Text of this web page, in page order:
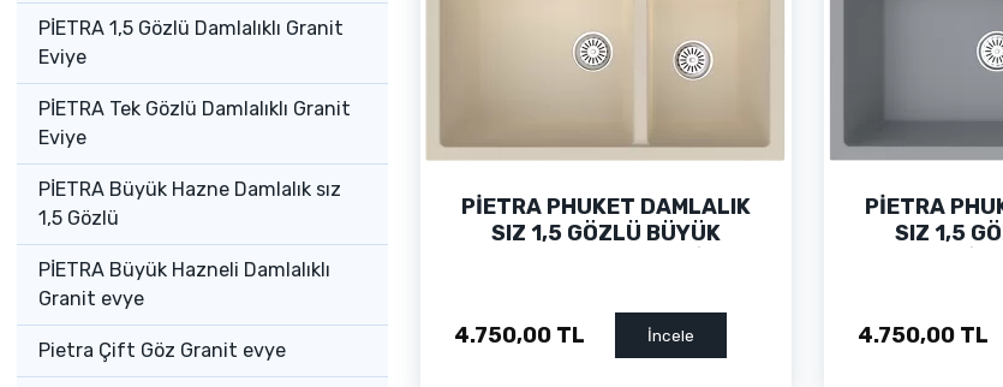
PİETRA 1,5 Gözlü Damlalıklı Granit
Eviye
PİETRA Tek Gözlü Damlalıklı Granit
Eviye
PİETRA Büyük Hazne Damlalık sız
1,5 Gözlü
PİETRA Büyük Hazneli Damlalıklı
Granit evye
Pietra Çift Göz Granit evye
PİETRA PHUKET DAMLALIK
SIZ 1,5 GÖZLÜ BÜYÜK
4.750,00 TL
İncele
PİETRA
SIZ 1,5
4.750,00 TL